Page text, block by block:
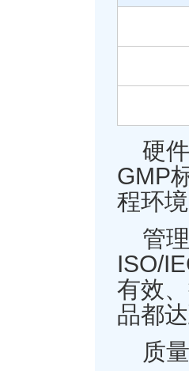
硬
GMP
程环境
管
ISO/
有效
品都
质